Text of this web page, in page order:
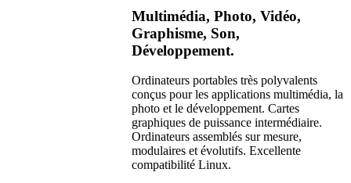
Multimédia, Photo, Vidéo,
Graphisme, Son,
Développement.
Ordinateurs portables très polyvalents
conçus pour les applications multimédia, la
photo et le développement. Cartes
graphiques de puissance intermédiaire.
Ordinateurs assemblés sur mesure,
modulaires et évolutifs. Excellente
compatibilité Linux.